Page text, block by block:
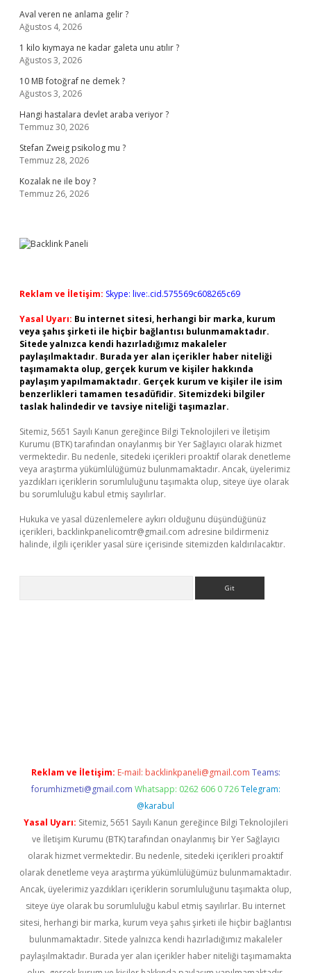
Aval veren ne anlama gelir ?
Ağustos 4, 2026
1 kilo kıymaya ne kadar galeta unu atılır ?
Ağustos 3, 2026
10 MB fotoğraf ne demek ?
Ağustos 3, 2026
Hangi hastalara devlet araba veriyor ?
Temmuz 30, 2026
Stefan Zweig psikolog mu ?
Temmuz 28, 2026
Kozalak ne ile boy ?
Temmuz 26, 2026
Reklam ve İletişim: Skype: live:.cid.575569c608265c69
Yasal Uyarı: Bu internet sitesi, herhangi bir marka, kurum
veya şahıs şirketi ile hiçbir bağlantısı bulunmamaktadır.
Sitede yalnızca kendi hazırladığımız makaleler
paylaşılmaktadır. Burada yer alan içerikler haber niteliği
taşımamakta olup, gerçek kurum ve kişiler hakkında
paylaşım yapılmamaktadır. Gerçek kurum ve kişiler ile isim
benzerlikleri tamamen tesadüfidir. Sitemizdeki bilgiler
taslak halindedir ve tavsiye niteliği taşımazlar.
Sitemiz, 5651 Sayılı Kanun gereğince Bilgi Teknolojileri ve İletişim
Kurumu (BTK) tarafından onaylanmış bir Yer Sağlayıcı olarak hizmet
vermektedir. Bu nedenle, sitedeki içerikleri proaktif olarak denetleme
veya araştırma yükümlülüğümüz bulunmamaktadır. Ancak, üyelerimiz
yazdıkları içeriklerin sorumluluğunu taşımakta olup, siteye üye olarak
bu sorumluluğu kabul etmiş sayılırlar.
Hukuka ve yasal düzenlemelere aykırı olduğunu düşündüğünüz
içerikleri, backlinkpanelicomtr@gmail.com adresine bildirmeniz
halinde, ilgili içerikler yasal süre içerisinde sitemizden kaldırılacaktır.
Reklam ve İletişim: E-mail: backlinkpaneli@gmail.com Teams:
forumhizmeti@gmail.com Whatsapp: 0262 606 0 726 Telegram:
@karabul
Yasal Uyarı: Sitemiz, 5651 Sayılı Kanun gereğince Bilgi Teknolojileri
ve İletişim Kurumu (BTK) tarafından onaylanmış bir Yer Sağlayıcı
olarak hizmet vermektedir. Bu nedenle, sitedeki içerikleri proaktif
olarak denetleme veya araştırma yükümlülüğümüz bulunmamaktadır.
Ancak, üyelerimiz yazdıkları içeriklerin sorumluluğunu taşımakta olup,
siteye üye olarak bu sorumluluğu kabul etmiş sayılırlar. Bu internet
sitesi, herhangi bir marka, kurum veya şahıs şirketi ile hiçbir bağlantısı
bulunmamaktadır. Sitede yalnızca kendi hazırladığımız makaleler
paylaşılmaktadır. Burada yer alan içerikler haber niteliği taşımamakta